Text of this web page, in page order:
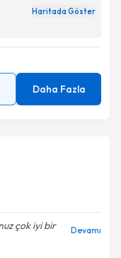
Haritada Göster
Daha Fazla
çok iyi bir
Devamı